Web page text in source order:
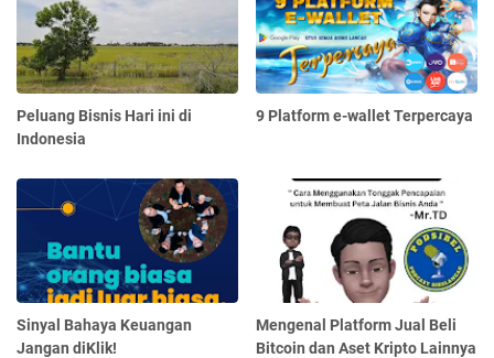
Peluang Bisnis Hari ini di
Indonesia
9 Platform e-wallet Terpercaya
Sinyal Bahaya Keuangan
Jangan diKlik!
Mengenal Platform Jual Beli
Bitcoin dan Aset Kripto Lainnya